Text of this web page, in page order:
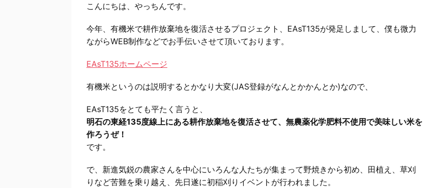
こんにちは、やっちんです。
今年、 有機米で耕作放棄地を復活させるプロジェクト、EAsT135が発足しまして、僕も微力
ながらWEB制作などでお手伝いさせて頂いております。
EAsT135ホームページ
有機米というのは説明するとかなり大変(JAS登録がなんとかかんとか)なので、
EAsT135をとても平たく言うと、
明石の東経135度線上にある耕作放棄地を復活させて、無農薬化学肥料不使用で美味しい米を
作ろうぜ！
です。
で、新進気鋭の農家さんを中心にいろんな人たちが集まって野焼きから初め、田植え、草刈
りなど苦難を乗り越え、先日遂に初稲刈りイベントが行われました。